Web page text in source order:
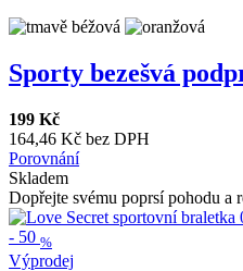
Sporty bezešvá
199 Kč
164,46 Kč bez DPH
Porovnání
Skladem
Dopřejte svému poprsí pohodu a
- 50 %
Výprodej